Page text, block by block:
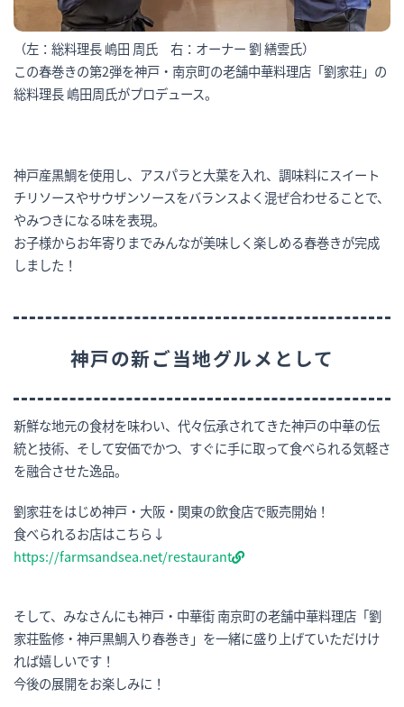
（左：総料理長 嶋田 周氏 右：オーナー 劉 繕雲氏）
この春巻きの第2弾を神戸・南京町の老舗中華料理店「劉家荘」の
総料理長 嶋田周氏がプロデュース。
神戸産黒鯛を使用し、アスパラと大葉を入れ、調味料にスイート
チリソースやサウザンソースをバランスよく混ぜ合わせることで、
やみつきになる味を表現。
お子様からお年寄りまでみんなが美味しく楽しめる春巻きが完成
しました！
神戸の新ご当地グルメとして
新鮮な地元の食材を味わい、代々伝承されてきた神戸の中華の伝
統と技術、そして安価でかつ、すぐに手に取って食べられる気軽さ
を融合させた逸品。
劉家荘をはじめ神戸・大阪・関東の飲食店で販売開始！
食べられるお店はこちら↓
https://farmsandsea.net/restaurant
そして、みなさんにも神戸・中華街 南京町の老舗中華料理店「劉
家荘監修・神戸黒鯛入り春巻き」を一緒に盛り上げていただけけ
れば嬉しいです！
今後の展開をお楽しみに！